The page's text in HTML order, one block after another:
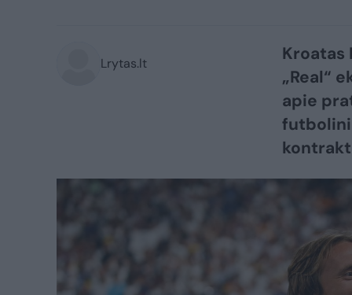
Lrytas.lt
Kroatas
„Real“
apie